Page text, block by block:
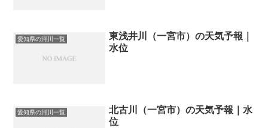
愛知県の河川一覧
東浅井川（一宮市）の天気予報｜
水位
愛知県の河川一覧
北古川（一宮市）の天気予報｜水
位